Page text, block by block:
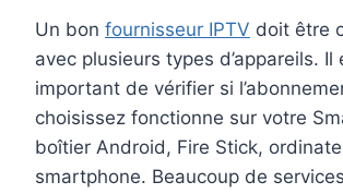
Un bon fournisseur IPTV doit être
avec plusieurs types d’appareils. Il
important de vérifier si
choisissez fonctionne sur votre
boîtier Android, Fire Stick,
smartphone. Beaucoup de